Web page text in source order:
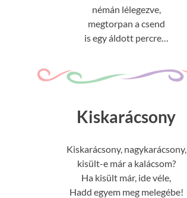
némán lélegezve,
megtorpan a csend
is egy áldott percre…
Kiskarácsony
Kiskarácsony, nagykarácsony,
kisült-e már a kalácsom?
Ha kisült már, ide véle,
Hadd egyem meg melegébe!